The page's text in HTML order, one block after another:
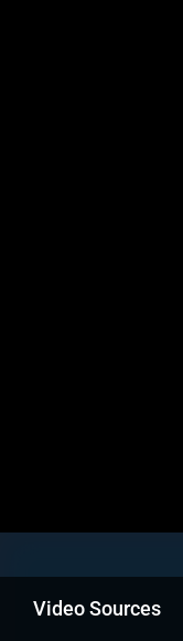
Video Sources